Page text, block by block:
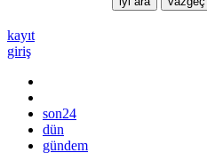
kayıt
giriş
son24
dün
gündem